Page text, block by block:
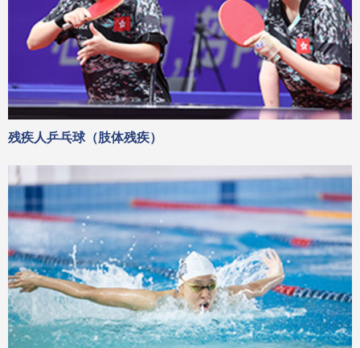
残疾人乒乓球（肢体残疾）